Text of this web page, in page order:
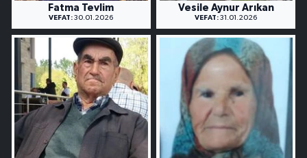
Fatma Tevlim
VEFAT: 30.01.2026
Vesile Aynur Arıkan
VEFAT: 31.01.2026